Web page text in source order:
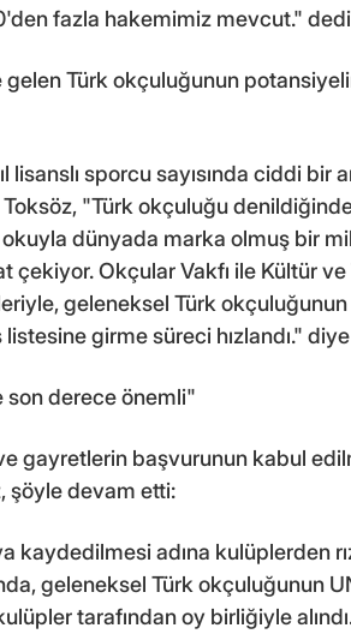
fazla hakemimiz mevcut."
Türk okçuluğunun
sporcu sayısında ciddi bir
"Türk okçuluğu
dünyada marka olmuş bir
Okçular Vakfı ile Kültür ve
geleneksel Türk
girme süreci hızlandı."
son derece önemli"
gayretlerin başvurunun kabul
şöyle devam etti:
kaydedilmesi adına kulüplerden
geleneksel Türk okçuluğunun
tarafından oy birliğiyle